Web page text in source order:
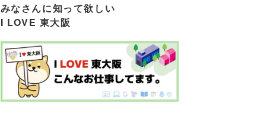
みなさんに知って欲しい
I LOVE 東大阪